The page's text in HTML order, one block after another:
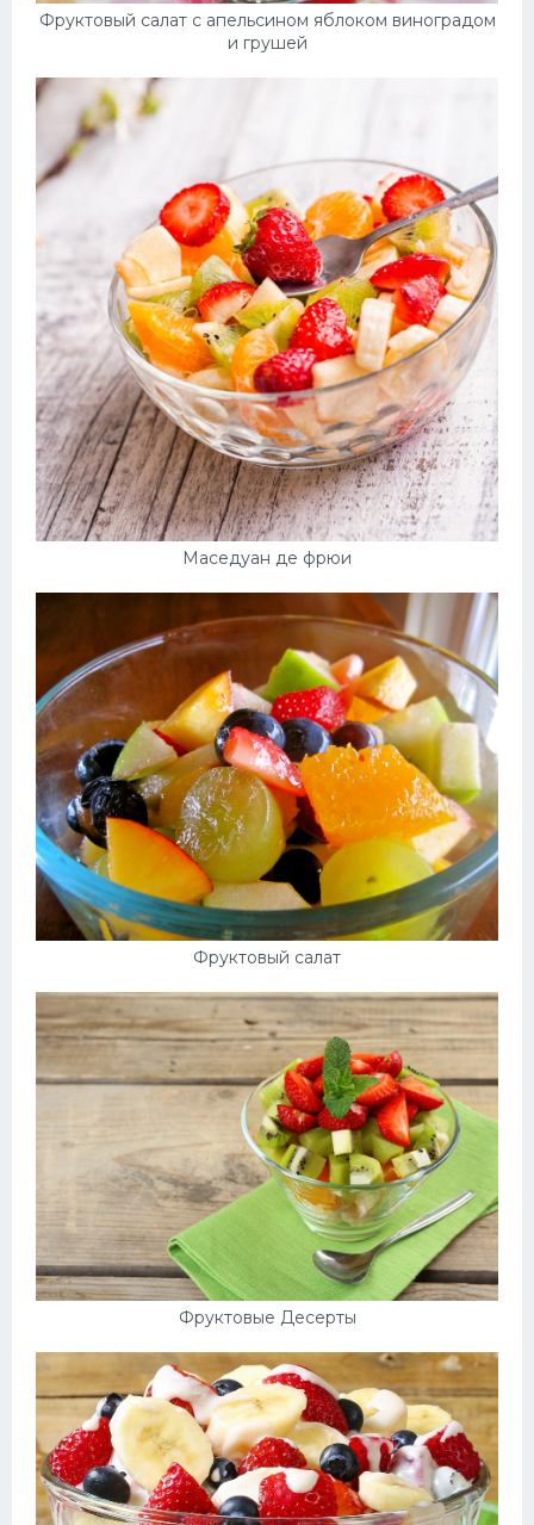
Фруктовый салат с апельсином яблоком виноградом
и грушей
Маседуан де фрюи
Фруктовый салат
Фруктовые Десерты